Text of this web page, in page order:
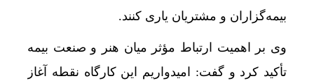
بیمه‌گزاران و مشتریان یاری کنند.
وی بر اهمیت ارتباط مؤثر میان هنر و صنعت بیمه
تأکید کرد و گفت: امیدواریم این کارگاه نقطه آغاز